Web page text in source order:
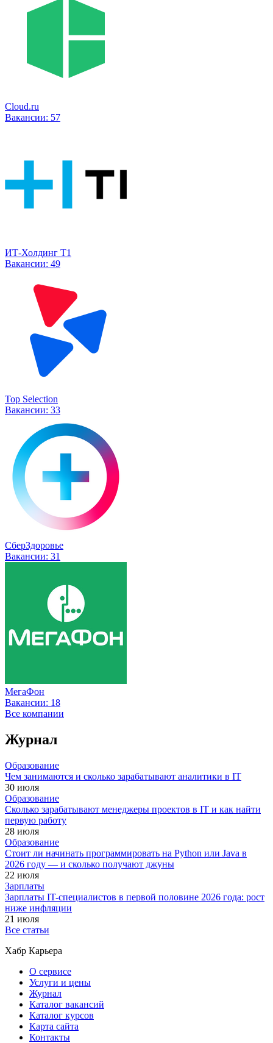
Cloud.ru
Вакансии: 57
ИТ-Холдинг Т1
Вакансии: 49
Top Selection
Вакансии: 33
СберЗдоровье
Вакансии: 31
МегаФон
Вакансии: 18
Все компании
Журнал
Образование
Чем занимаются и сколько зарабатывают аналитики в IT
30 июля
Образование
Сколько зарабатывают менеджеры проектов в IT и как найти
первую работу
28 июля
Образование
Стоит ли начинать программировать на Python или Java в
2026 году — и сколько получают джуны
22 июля
Зарплаты
Зарплаты IT-специалистов в первой половине 2026 года: рост
ниже инфляции
21 июля
Все статьи
Хабр Карьера
О сервисе
Услуги и цены
Журнал
Каталог вакансий
Каталог курсов
Карта сайта
Контакты